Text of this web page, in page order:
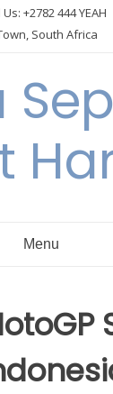
Us: +2782 444 YEAH
South Africa
Menu